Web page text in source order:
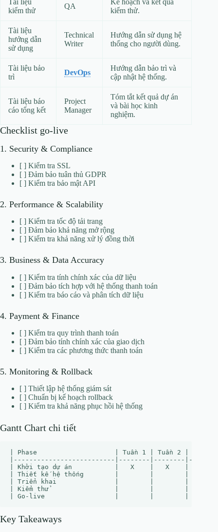
kiểm thử
QA
kiểm thử.
Tài liệu
hướng dẫn
sử dụng
Technical
Writer
Hướng dẫn sử dụng hệ
thống cho người dùng.
Tài liệu bảo
trì
DevOps
Hướng dẫn bảo trì và
cập nhật hệ thống.
Tài liệu báo
cáo tổng kết
Project
Manager
Tóm tắt kết quả dự án
và bài học kinh
nghiệm.
Checklist go-live
1. Security & Compliance
[ ] Kiểm tra SSL
[ ] Đảm bảo tuân thủ GDPR
[ ] Kiểm tra bảo mật API
2. Performance & Scalability
[ ] Kiểm tra tốc độ tải trang
[ ] Đảm bảo khả năng mở rộng
[ ] Kiểm tra khả năng xử lý đồng thời
3. Business & Data Accuracy
[ ] Kiểm tra tính chính xác của dữ liệu
[ ] Đảm bảo tích hợp với hệ thống thanh toán
[ ] Kiểm tra báo cáo và phân tích dữ liệu
4. Payment & Finance
[ ] Kiểm tra quy trình thanh toán
[ ] Đảm bảo tính chính xác của giao dịch
[ ] Kiểm tra các phương thức thanh toán
5. Monitoring & Rollback
[ ] Thiết lập hệ thống giám sát
[ ] Chuẩn bị kế hoạch rollback
[ ] Kiểm tra khả năng phục hồi hệ thống
Gantt Chart chi tiết
| Phase                    | Tuần 1 | Tuần 2 | Tuần 3 |
|--------------------------|--------|--------
| Khởi tạo dự án           |   X    |   X
| Thiết kế hệ thống        |        |
| Triển khai               |        |        |
| Kiểm thử                 |        |        |
Key Takeaways